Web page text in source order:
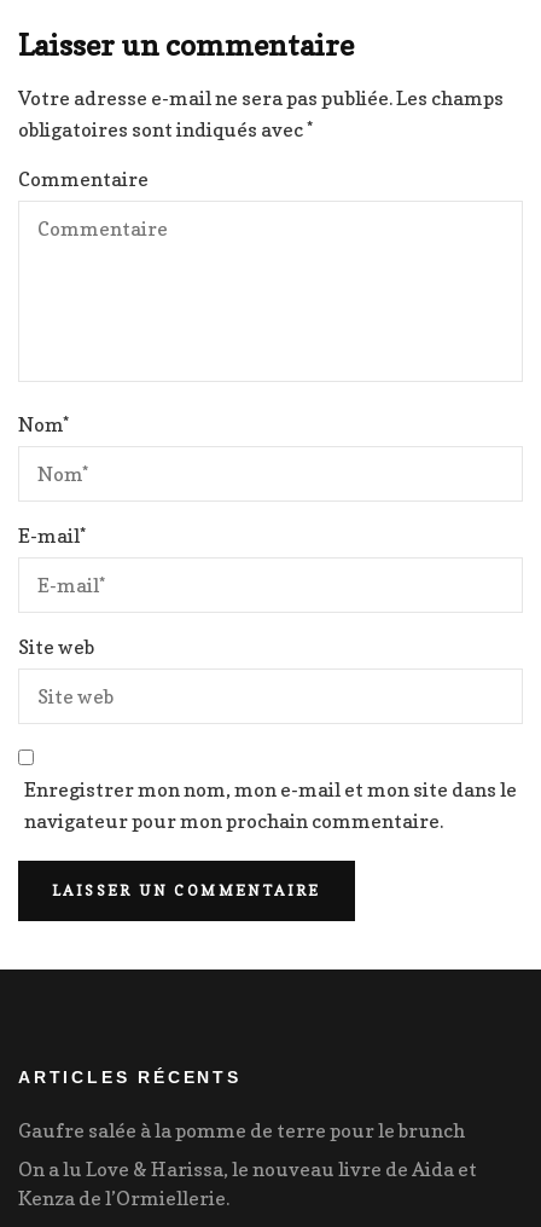
Laisser un commentaire
Votre adresse e-mail ne sera pas publiée.Les champs
obligatoires sont indiqués avec*
Commentaire
Nom*
E-mail*
Site web
Enregistrer mon nom, mon e-mail et mon site dans le
navigateur pour mon prochain commentaire.
ARTICLES RÉCENTS
Gaufre salée à la pomme de terre pour le brunch
On a lu Love & Harissa, le nouveau livre de Aida et
Kenza de l’Ormiellerie.